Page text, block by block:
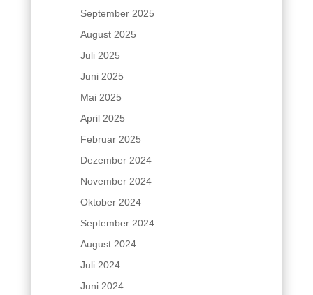
September 2025
August 2025
Juli 2025
Juni 2025
Mai 2025
April 2025
Februar 2025
Dezember 2024
November 2024
Oktober 2024
September 2024
August 2024
Juli 2024
Juni 2024